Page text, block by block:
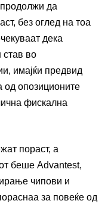
да
без оглед на тоа
дека
став во
имајќи предвид
од опозиционите
фискална
пораст, а
беше Advantest,
чипови и
за повеќе од